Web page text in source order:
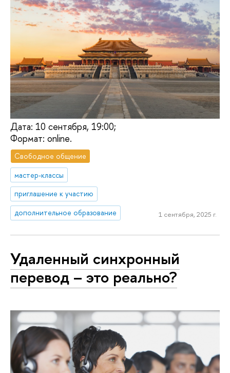
Дата: 10 сентября, 19:00;
Формат: online.
Свободное общение
мастер-классы
приглашение к участию
дополнительное образование
1 сентября, 2025 г.
Удаленный синхронный
перевод – это реально?